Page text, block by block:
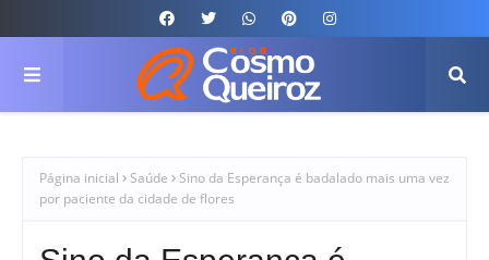
Página inicial Saúde
Sino da Esperança é badalado mais uma vez
por paciente da cidade de flores